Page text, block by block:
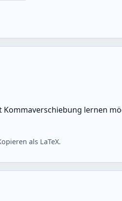
lernen
als LaTeX.